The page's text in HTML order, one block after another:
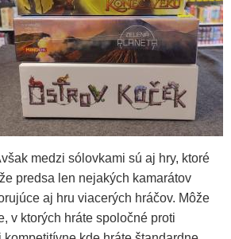
medzi sólovkami sú aj hry, ktoré
predsa len nejakých kamarátov
aj hru viacerých hráčov. Môže
v ktorých hráte spoločné proti